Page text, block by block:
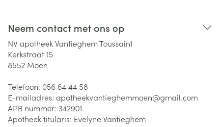
Neem contact met ons op
NV apotheek Vantieghem Toussaint
Kerkstraat 15
8552 Moen
Telefoon: 056 64 44 58
E-mailadres: apotheekvantieghemmoen@gmail.com
APB nummer: 342901
Apotheek titularis: Evelyne Vantieghem